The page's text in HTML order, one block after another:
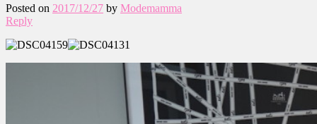
Posted on 2017/12/27 by Modemamma
Reply